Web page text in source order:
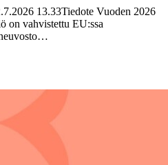
13.33Tiedote Vuoden 2026
on vahvistettu EU:ssa